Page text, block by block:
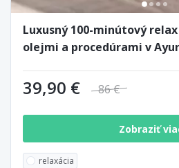
Luxusný 100-minútový
olejmi a procedúrami v
39,90 € 86 €
Zobraziť
relaxácia